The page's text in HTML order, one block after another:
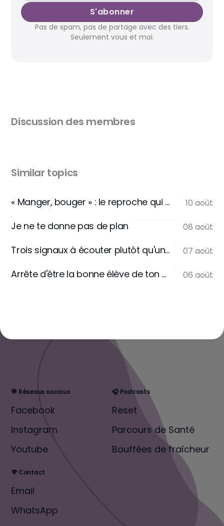
S'abonner
Pas de spam, pas de partage avec des tiers.
Seulement vous et moi.
Discussion des membres
Similar topics
« Manger, bouger » : le reproche qui ne se dit jamais 10 août
Je ne te donne pas de plan 08 août
Trois signaux à écouter plutôt qu'une règle 07 août
Arrête d'être la bonne élève de ton assiette 06 août
💬 Réseaux sociaux
Facebook
Instagram
Youtube
🎧 Podcasts
Reset
Parcours de Santé
Bouffées de fraîcheur
💜 Contact
Email
WhatsApp